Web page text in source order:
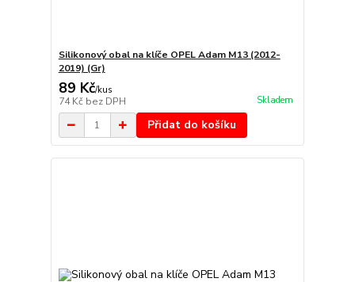
Silikonový obal na klíče OPEL Adam M13 (2012-
2019) (Gr)
89 Kč/kus
74 Kč bez DPH Skladem
Přidat do košíku